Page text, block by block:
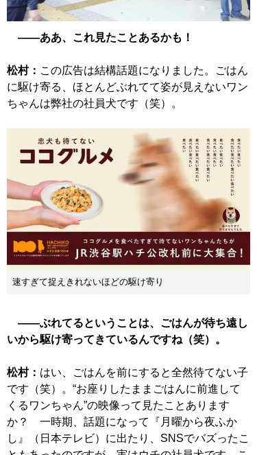
――ああ、これ見たことあるかも！
松村： この広告は結構話題になりました。ごはん
に駆け寄る、ほとんどぶれてて姿が見えないワン
ちゃんは弊社の社員犬です（笑）。
速すぎて捉えきれないほどの駆け寄り
――ぶれてるということは、ごはんが待ち遠し
いから駆け寄ってきているんですね（笑）。
松村： はい、ごはんを前にすると全然待てない子
です（笑）。“お座りしたままごはんに前進して
くるワンちゃん”の映像って見たことあります
か？ 一時期、話題になって『月曜から夜ふか
し』（日本テレビ）に出たり、SNSでバズったこ